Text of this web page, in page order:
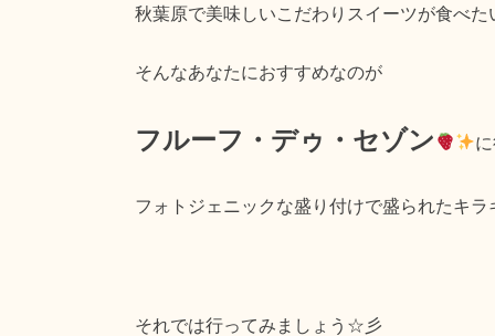
秋葉原で美味しいこだわりスイーツが食べた
そんなあなたにおすすめなのが
フルーフ・デゥ・セゾン
フォトジェニックな盛り付けで盛られたキラ
それでは行ってみましょう☆彡